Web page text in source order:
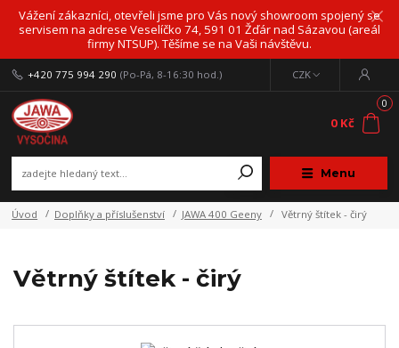
Vážení zákazníci, otevřeli jsme pro Vás nový showroom spojený se
servisem na adrese Veselíčko 74, 591 01 Žďár nad Sázavou (areál
firmy NTSUP). Těšíme se na Vaši návštěvu.
Menu
CZK
+420 775 994 290 (Po-Pá, 8-16:30 hod.)
0
0 Kč
Úvod Doplňky a příslušenství JAWA 400 Geeny Větrný štítek - čirý
Větrný štítek - čirý